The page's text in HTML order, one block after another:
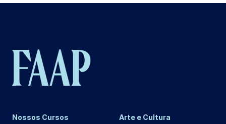
Nossos Cursos Arte e Cultura